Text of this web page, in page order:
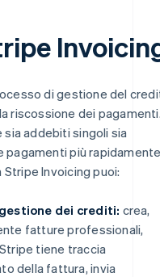
di gestione del
riscossione dei
addebiti singoli sia
più
Invoicing puoi:
dei crediti: crea,
fatture professionali,
tiene traccia
della fattura, invia